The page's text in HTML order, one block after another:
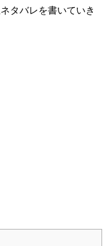
タバレを書いていき